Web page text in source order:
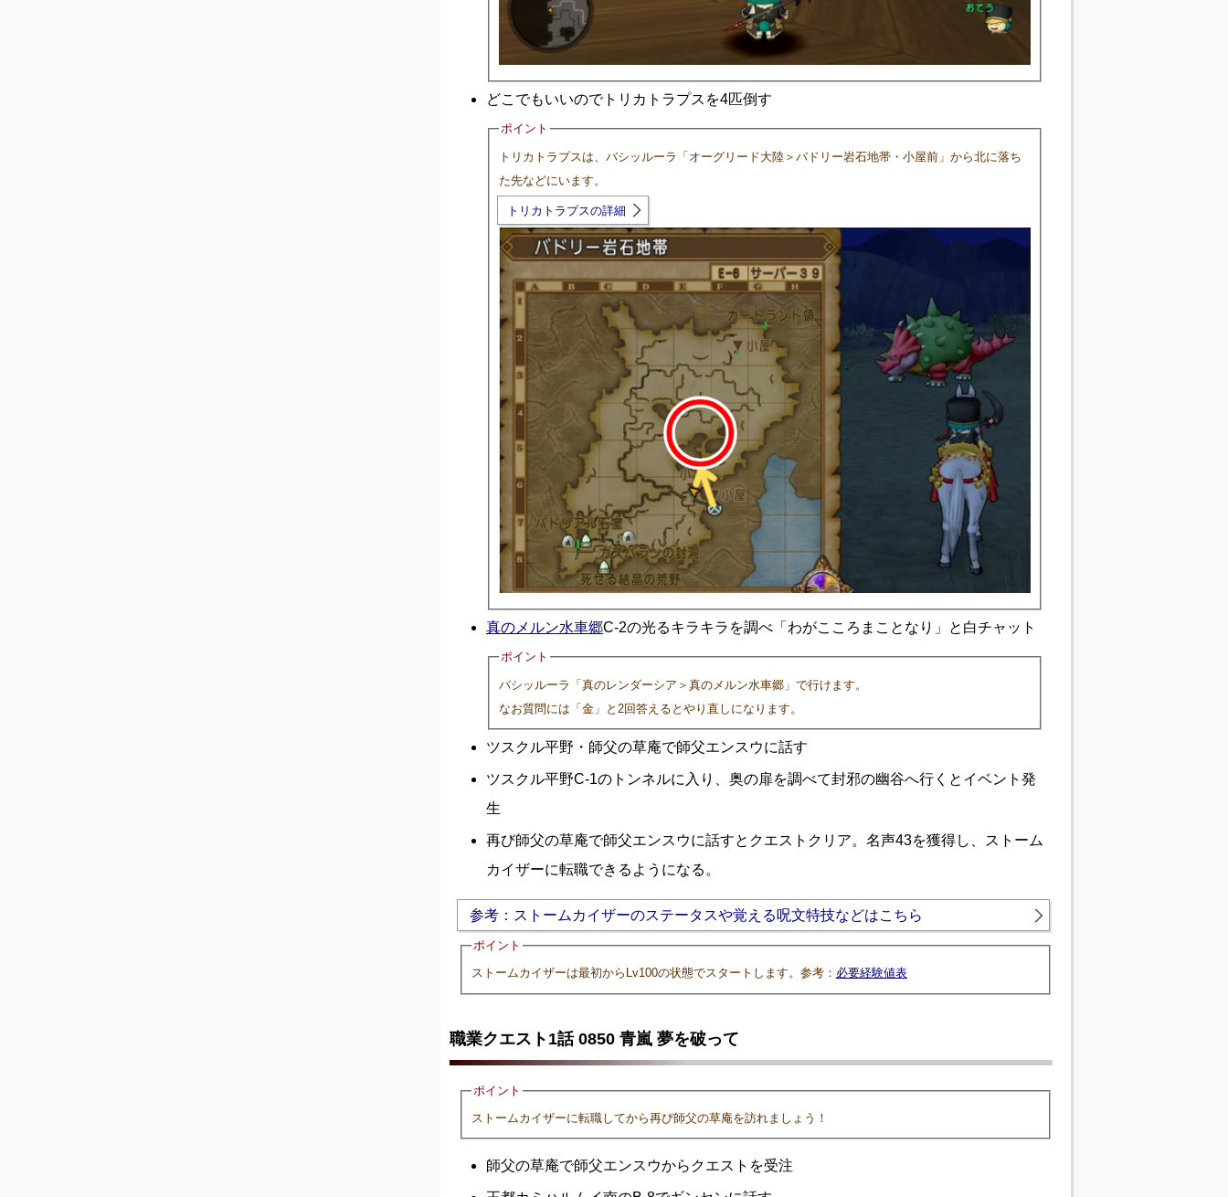
どこでもいいのでトリカトラプスを4匹倒す
ポイント
トリカトラプスは、バシッルーラ「オーグリード大陸＞バドリー岩石地帯・小屋前」から北に落ち
た先などにいます。
トリカトラプスの詳細
真のメルン水車郷C-2の光るキラキラを調べ「わがこころまことなり」と白チャット
ポイント
バシッルーラ「真のレンダーシア＞真のメルン水車郷」で行けます。
なお質問には「金」と2回答えるとやり直しになります。
ツスクル平野・師父の草庵で師父エンスウに話す
ツスクル平野C-1のトンネルに入り、奥の扉を調べて封邪の幽谷へ行くとイベント発
生
再び師父の草庵で師父エンスウに話すとクエストクリア。名声43を獲得し、ストーム
カイザーに転職できるようになる。
参考：ストームカイザーのステータスや覚える呪文特技などはこちら
ポイント
ストームカイザーは最初からLv100の状態でスタートします。参考： 必要経験値表
職業クエスト1話 0850 青嵐 夢を破って
ポイント
ストームカイザーに転職してから再び師父の草庵を訪れましょう！
師父の草庵で師父エンスウからクエストを受注